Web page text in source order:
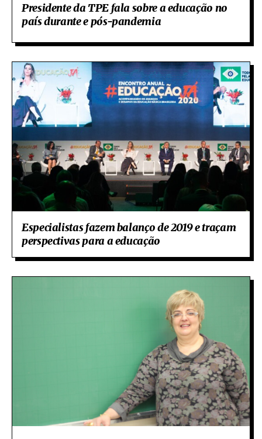
Presidente da TPE fala sobre a educação no
país durante e pós-pandemia
Especialistas fazem balanço de 2019 e traçam
perspectivas para a educação